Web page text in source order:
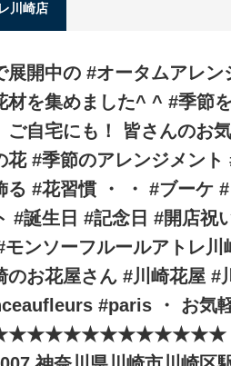
川崎店
展開中の #オータムアレ
材を集めました^ ^ #季節
ご自宅にも！ 皆さんのお
花 #季節のアレンジメン
る #花習慣 ・ ・ #ブーケ
#誕生日 #記念日 #開店祝
モンソーフルールアトレ
のお花屋さん #川崎花屋
#paris ・ お気
【モン